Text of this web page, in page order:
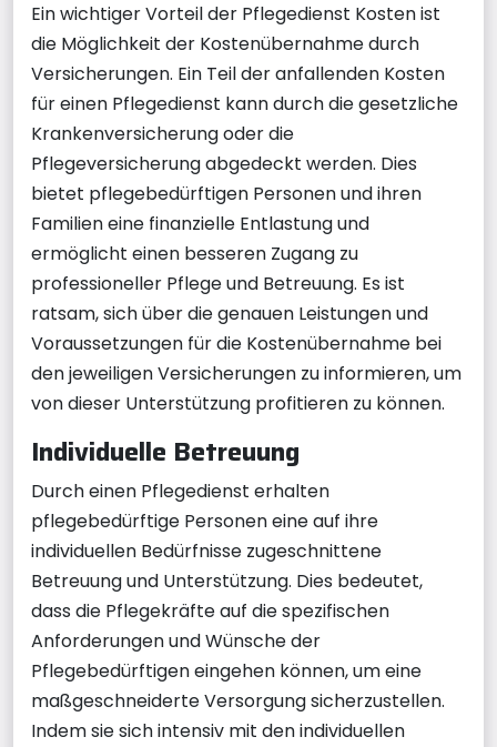
Ein wichtiger Vorteil der Pflegedienst Kosten ist
die Möglichkeit der Kostenübernahme durch
Versicherungen. Ein Teil der anfallenden Kosten
für einen Pflegedienst kann durch die gesetzliche
Krankenversicherung oder die
Pflegeversicherung abgedeckt werden. Dies
bietet pflegebedürftigen Personen und ihren
Familien eine finanzielle Entlastung und
ermöglicht einen besseren Zugang zu
professioneller Pflege und Betreuung. Es ist
ratsam, sich über die genauen Leistungen und
Voraussetzungen für die Kostenübernahme bei
den jeweiligen Versicherungen zu informieren, um
von dieser Unterstützung profitieren zu können.
Individuelle Betreuung
Durch einen Pflegedienst erhalten
pflegebedürftige Personen eine auf ihre
individuellen Bedürfnisse zugeschnittene
Betreuung und Unterstützung. Dies bedeutet,
dass die Pflegekräfte auf die spezifischen
Anforderungen und Wünsche der
Pflegebedürftigen eingehen können, um eine
maßgeschneiderte Versorgung sicherzustellen.
Indem sie sich intensiv mit den individuellen